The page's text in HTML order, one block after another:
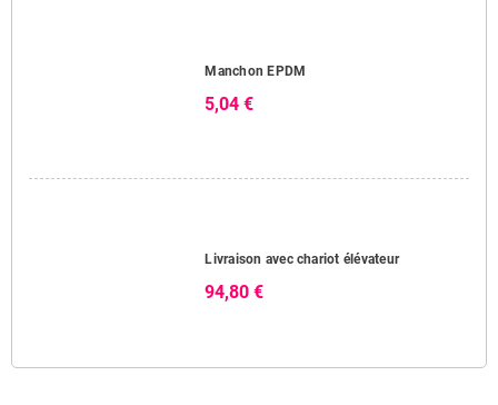
Manchon EPDM
5,04 €
Livraison avec chariot élévateur
94,80 €